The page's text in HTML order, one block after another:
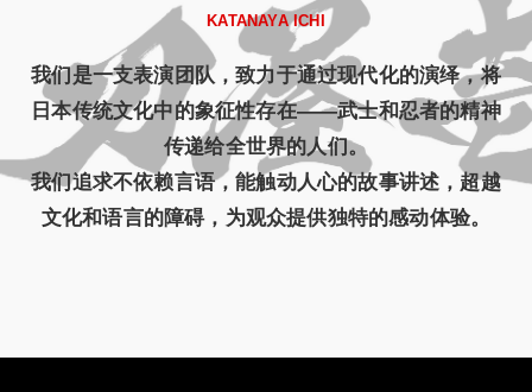
KATANAYA ICHI
我们是一支表演团队，致力于通过现代化的演绎，将
日本传统文化中的象征性存在——武士和忍者的精神
传递给全世界的人们。
我们追求不依赖言语，能触动人心的故事讲述，超越
文化和语言的障碍，为观众提供独特的感动体验。